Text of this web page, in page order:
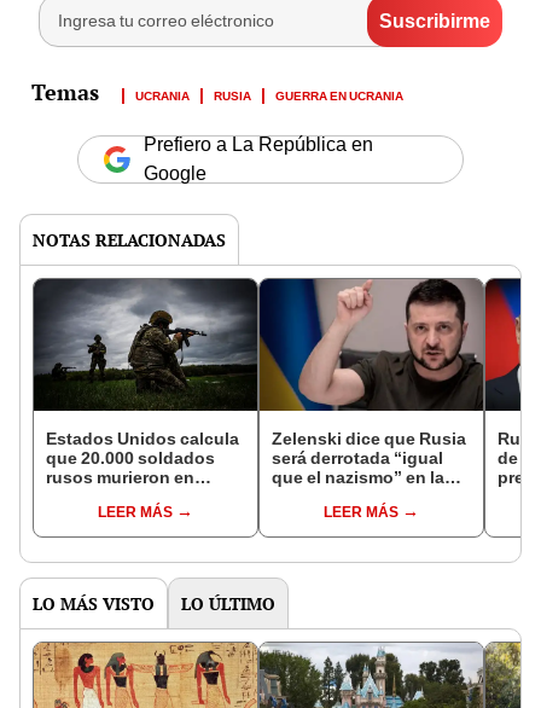
UCRANIA RUSIA GUERRA EN UCRANIA
Prefiero a La República en
Google
NOTAS RELACIONADAS
Estados Unidos calcula
que 20.000 soldados
rusos murieron en
diciembreLEER MÁS
Zelenski dice que Rusia
será derrotada “igual
que el nazismo” en la
MundialLEER MÁS
de
LO MÁS VISTO LO ÚLTIMO